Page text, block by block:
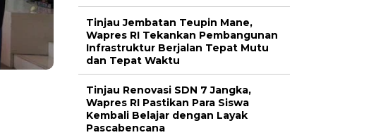
Tinjau Jembatan Teupin Mane,
Wapres RI Tekankan Pembangunan
Infrastruktur Berjalan Tepat Mutu
dan Tepat Waktu
Tinjau Renovasi SDN 7 Jangka,
Wapres RI Pastikan Para Siswa
Kembali Belajar dengan Layak
Pascabencana